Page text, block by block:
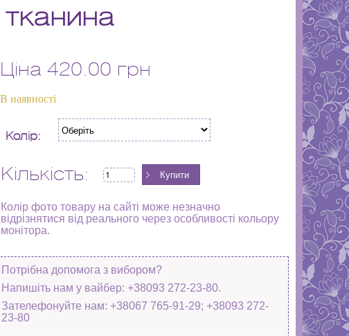
Ціна 420.00 грн
В наявності
Колір:
Кількість:
Колір фото товару на сайті може незначно
відрізнятися від реального через особливості кольору
монітора.
Потрібна допомога з вибором?
Напишіть нам у вайбер: +38093 272-23-80.
Зателефонуйте нам: +38067 765-91-29; +38093 272-
23-80